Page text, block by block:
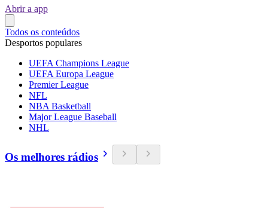
Abrir a app
Todos os conteúdos
Desportos populares
UEFA Champions League
UEFA Europa League
Premier League
NFL
NBA Basketball
Major League Baseball
NHL
Os melhores rádios